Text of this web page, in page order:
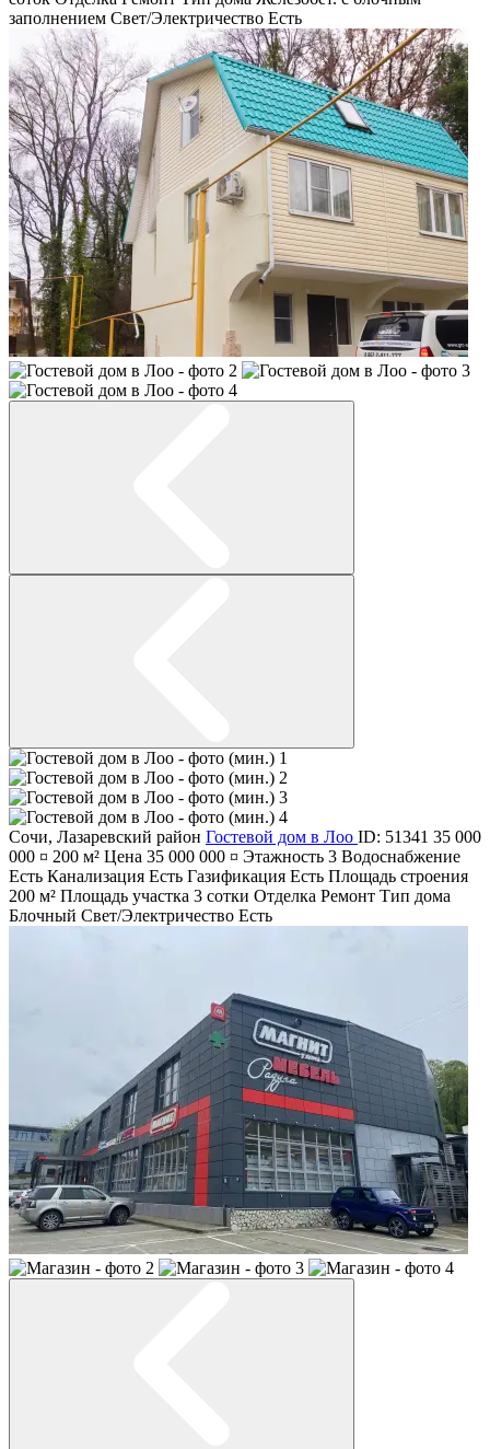
заполнением Свет/Электричество Есть
Сочи, Лазаревский район Гостевой дом в Лоо ID: 51341 35 000
000 ¤ 200 м² Цена 35 000 000 ¤ Этажность 3 Водоснабжение
Есть Канализация Есть Газификация Есть Площадь строения
200 м² Площадь участка 3 сотки Отделка Ремонт Тип дома
Блочный Свет/Электричество Есть